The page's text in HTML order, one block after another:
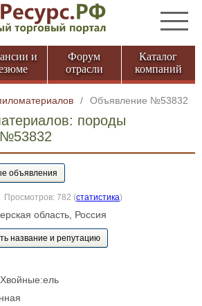
и
Форум
отрасли
Каталог
компаний
/ Объявление №53832
породы
Просмотров: 782 (статистика)
область, Россия
название и репутацию